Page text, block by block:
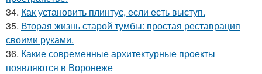
34. Как установить плинтус, если есть выступ.
35. Вторая жизнь старой тумбы: простая реставрация
своими руками.
36. Какие современные архитектурные проекты
появляются в Воронеже